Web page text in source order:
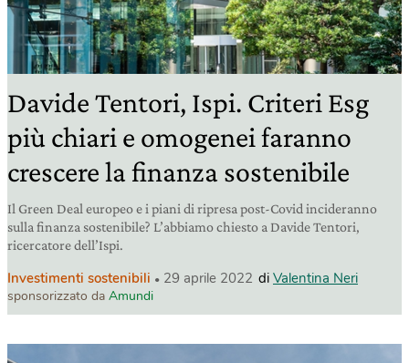
Davide Tentori, Ispi. Criteri Esg
più chiari e omogenei faranno
crescere la finanza sostenibile
Il Green Deal europeo e i piani di ripresa post-Covid incideranno
sulla finanza sostenibile? L’abbiamo chiesto a Davide Tentori,
ricercatore dell’Ispi.
Investimenti sostenibili 29 aprile 2022 di Valentina Neri
sponsorizzato da Amundi